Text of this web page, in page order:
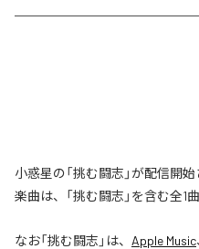
小惑星の「挑む闘志」が配信開
楽曲は、「挑む闘志」を含む全1
なお「挑む闘志 」は、 Apple Music